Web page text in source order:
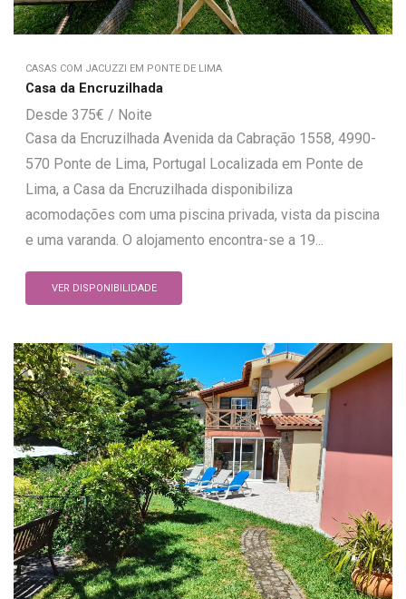
CASAS COM JACUZZI EM PONTE DE LIMA
Casa da Encruzilhada
375€
Casa da Encruzilhada Avenida da Cabração 1558, 4990-
570 Ponte de Lima, Portugal Localizada em Ponte de
Lima, a Casa da Encruzilhada disponibiliza
acomodações com uma piscina privada, vista da piscina
e uma varanda. O alojamento encontra-se a 19...
VER DISPONIBILIDADE